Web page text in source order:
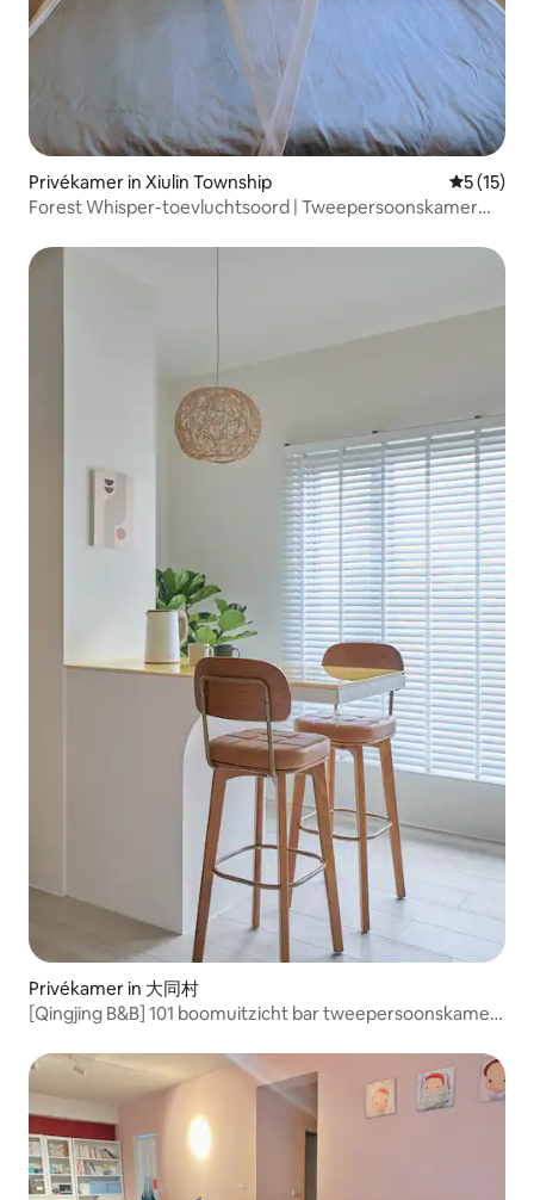
Privékamer in Xiulin Township
5 (15)
Forest Whisper-toevluchtsoord | Tweepersoonskamer
Privékamer in 大同村
[Qingjing B&B] 101 boomuitzicht bar tweepersoonskamer
wandelpad, zonsopgang in Hehuanshan, Wuling,
Aowanda, Nantou accommodatie